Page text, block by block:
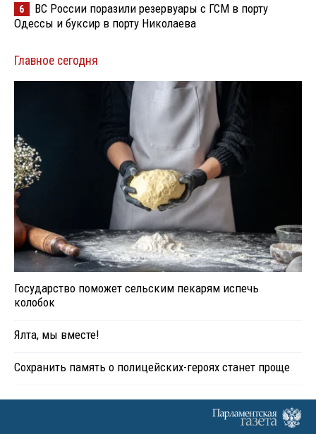
6
ВС России поразили резервуары с ГСМ в порту
Одессы и буксир в порту Николаева
Главное сегодня
Государство поможет сельским пекарям испечь
колобок
Ялта, мы вместе!
Сохранить память о полицейских-героях станет проще